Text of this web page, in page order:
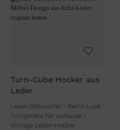
Turn-Cube Hocker aus
Leder
Leder-Sitzwürfel - Retro-Look
Turngeräte für zuhause -
Vintage Leder-Hocker